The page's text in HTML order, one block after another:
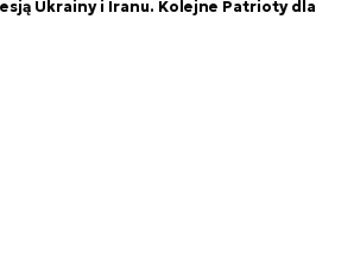
Ukrainy i Iranu. Kolejne Patrioty dla